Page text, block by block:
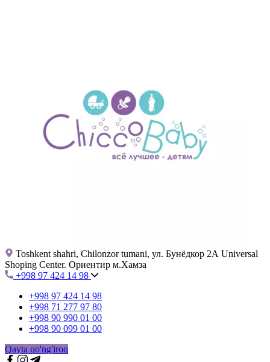
Toshkent shahri, Chilonzor tumani, ул. Бунёдкор 2А Universal
Shoping Center. Ориентир м.Хамза
+998 97 424 14 98
+998 97 424 14 98
+998 71 277 97 80
+998 90 990 01 00
+998 90 099 01 00
Qayta qo'ng'iroq